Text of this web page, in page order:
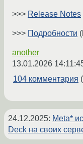
>>> Release Notes
>>> Подробности
another
13.01.2026
104 комментария
24.12.2025: Meta*
Deck на своих